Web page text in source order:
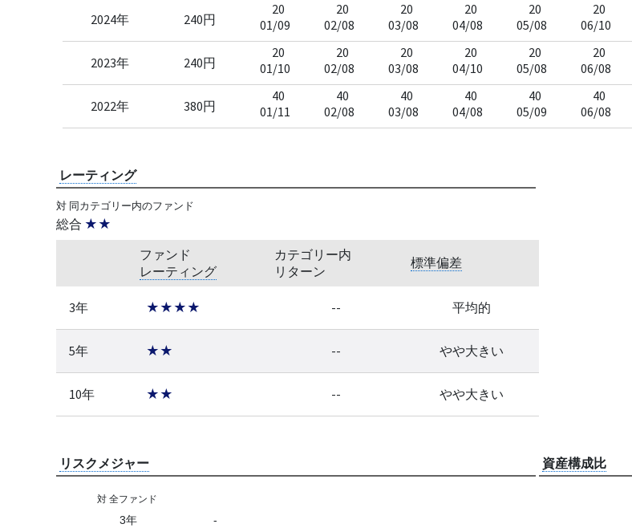
2024年 240円
20
01/09
20
02/08
20
03/08
20
04/08
20
05/08
20
06/10
2023年 240円
20
01/10
20
02/08
20
03/08
20
04/10
20
05/08
20
06/08
2022年 380円
40
01/11
40
02/08
40
03/08
40
04/08
40
05/09
40
06/08
レーティング
対 同カテゴリー内のファンド
総合 ★★
ファンド
レーティング
カテゴリー内
リターン
標準偏差
3年 ★★★★ -- 平均的
5年 ★★ -- やや大きい
10年 ★★ -- やや大きい
リスクメジャー
対 全ファンド
3年 -
資産構成比